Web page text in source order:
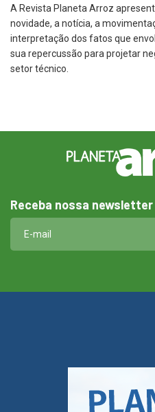
A Revista Planeta Arroz
novidade, a notícia, a
interpretação dos fatos que
sua repercussão para projetar
setor técnico.
Receba nossa newsletter